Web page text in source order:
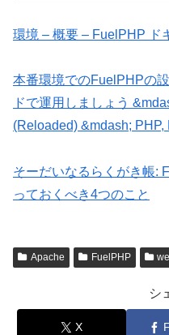
環境 – 概要 – FuelPHP ド
本番環境でのFuelPHPの
ドで運用しましょう
(Reloaded) &mdash;
そーだいなるらくがき帳:
っておくべき4つのこと
Apache FuelPHP
シ
X